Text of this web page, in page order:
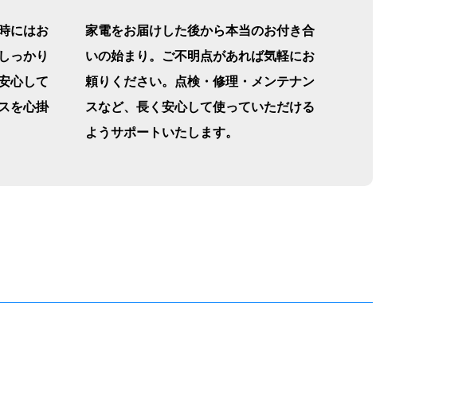
にはお
っかり
心して
を心掛
家電をお届けした後から本当のお付き合
いの始まり。ご不明点があれば気軽にお
頼りください。点検・修理・メンテナン
スなど、長く安心して使っていただける
ようサポートいたします。